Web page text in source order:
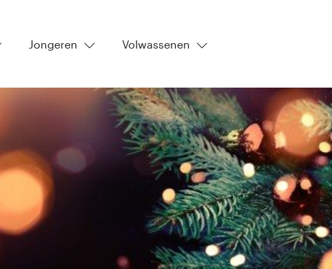
Jongeren Volwassenen